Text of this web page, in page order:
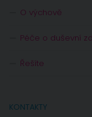
O výchově
Péče o duševní
Řešíte
KONTAKTY